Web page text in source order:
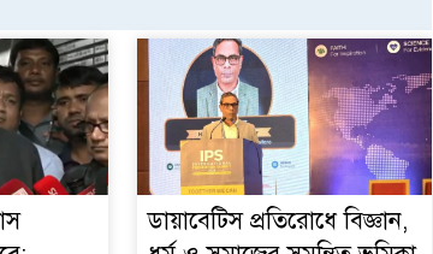
ডায়াবেটিস প্রতিরোধে বিজ্ঞান,